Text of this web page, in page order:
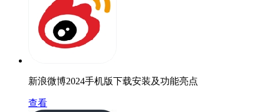
新浪微博2024手机版下载安装及功能亮点
查看